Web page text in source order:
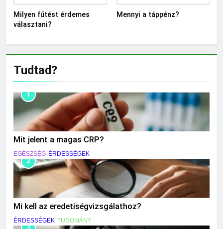
Milyen fűtést érdemes
választani?
Mennyi a táppénz?
Tudtad?
1
Mit jelent a magas CRP?
EGÉSZSÉG ÉRDESSÉGEK
2
Mi kell az eredetiségvizsgálathoz?
ÉRDESSÉGEK TUDOMÁNY